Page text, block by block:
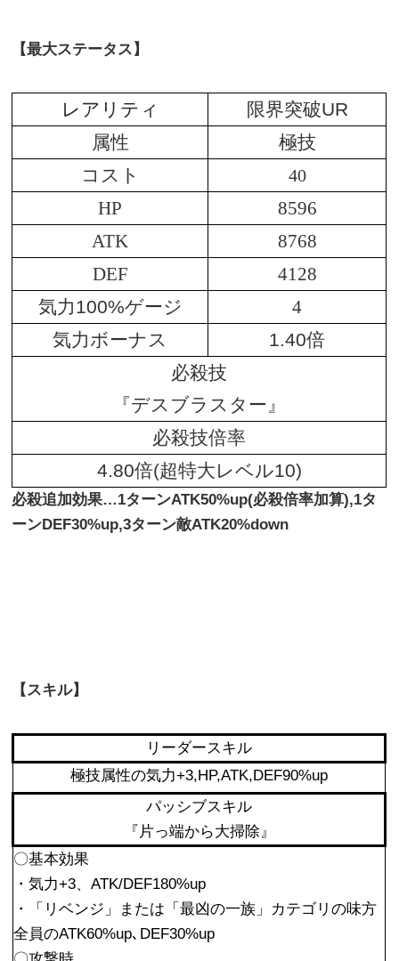
【最大ステータス】
レアリティ
限界突破UR
属性
極技
コスト
40
HP
8596
ATK
8768
DEF
4128
気力100%ゲージ
4
気力ボーナス
1.40倍
必殺技
『デスブラスター』
必殺技倍率
4.80倍(超特大レベル10)
必殺追加効果…1ターンATK50%up(必殺倍率加算),1タ
ーンDEF30%up,3ターン敵ATK20%down
【スキル】
リーダースキル
極技属性の気力+3,HP,ATK,DEF90%up
パッシブスキル
『片っ端から大掃除』
〇基本効果
・気力+3、ATK/DEF180%up
・「リベンジ」または「最凶の一族」カテゴリの味方
全員のATK60%up､DEF30%up